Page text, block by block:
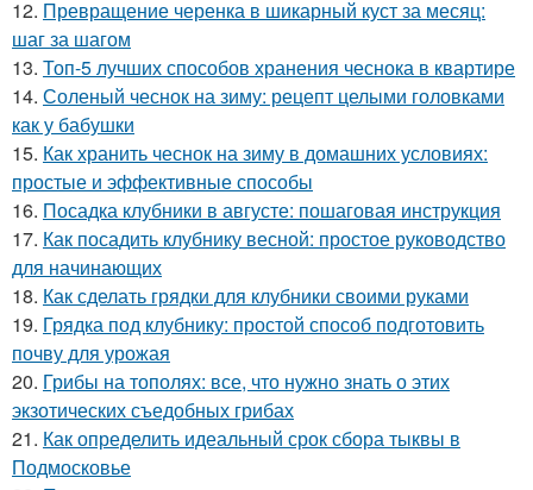
12. Превращение черенка в шикарный куст за месяц:
шаг за шагом
13. Топ-5 лучших способов хранения чеснока в квартире
14. Соленый чеснок на зиму: рецепт целыми головками
как у бабушки
15. Как хранить чеснок на зиму в домашних условиях:
простые и эффективные способы
16. Посадка клубники в августе: пошаговая инструкция
17. Как посадить клубнику весной: простое руководство
для начинающих
18. Как сделать грядки для клубники своими руками
19. Грядка под клубнику: простой способ подготовить
почву для урожая
20. Грибы на тополях: все, что нужно знать о этих
экзотических съедобных грибах
21. Как определить идеальный срок сбора тыквы в
Подмосковье